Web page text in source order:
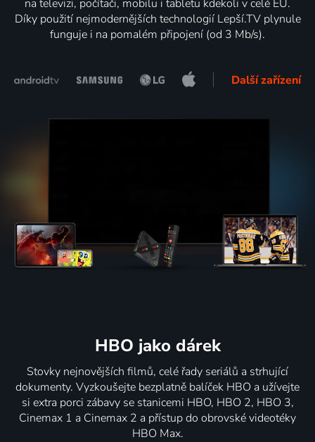
na televizi, počítači, mobilu i tabletu kdekoli v celé EU.
Díky použití nejmodernějších technologií Lepší.TV plynule
funguje i na pomalém připojení (od 3 Mb/s).
Další zařízení
HBO jako dárek
Stovky nejnovějších filmů, celé řady seriálů a strhující
dokumenty. Vyzkoušejte bezplatně balíček HBO a užívejte
si extra porci zábavy se stanicemi HBO, HBO 2, HBO 3,
Cinemax 1 a Cinemax 2 a přístup do obrovské videotéky
HBO Max.